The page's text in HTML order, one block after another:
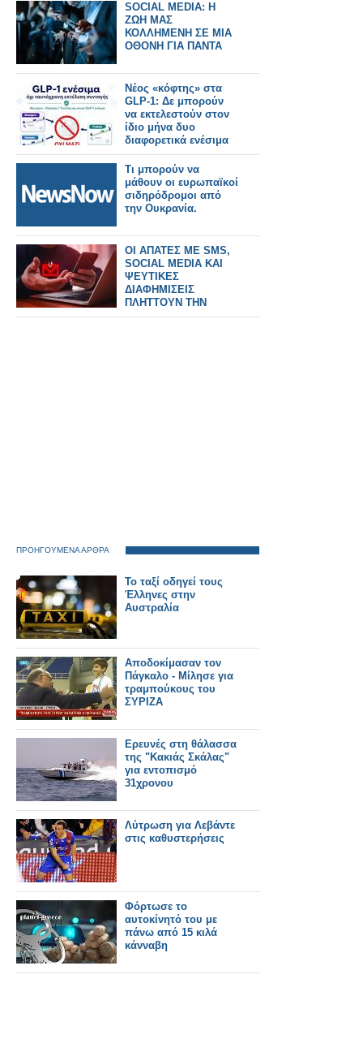
SOCIAL MEDIA: Η
ΖΩΗ ΜΑΣ
ΚΟΛΛΗΜΕΝΗ ΣΕ ΜΙΑ
ΟΘΟΝΗ ΓΙΑ ΠΑΝΤΑ
Νέος «κόφτης» στα
GLP-1: Δε μπορούν
να εκτελεστούν στον
ίδιο μήνα δυο
διαφορετικά ενέσιμα
Τι μπορούν να
μάθουν οι ευρωπαϊκοί
σιδηρόδρομοι από
την Ουκρανία.
ΟΙ ΑΠΑΤΕΣ ΜΕ SMS,
SOCIAL MEDIA ΚΑΙ
ΨΕΥΤΙΚΕΣ
ΔΙΑΦΗΜΙΣΕΙΣ
ΠΛΗΤΤΟΥΝ ΤΗΝ
ΕΛΛΑΔΑ
ΠΡΟΗΓΟΥΜΕΝΑ ΑΡΘΡΑ
Το ταξί οδηγεί τους
Έλληνες στην
Αυστραλία
Αποδοκίμασαν τον
Πάγκαλο - Μίλησε για
τραμπούκους του
ΣΥΡΙΖΑ
Ερευνές στη θάλασσα
της "Κακιάς Σκάλας"
για εντοπισμό
31χρονου
Λύτρωση για Λεβάντε
στις καθυστερήσεις
Φόρτωσε το
αυτοκίνητό του με
πάνω από 15 κιλά
κάνναβη